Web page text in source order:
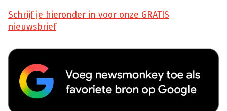
Schrijf je hieronder in voor onze GRATIS
nieuwsbrief